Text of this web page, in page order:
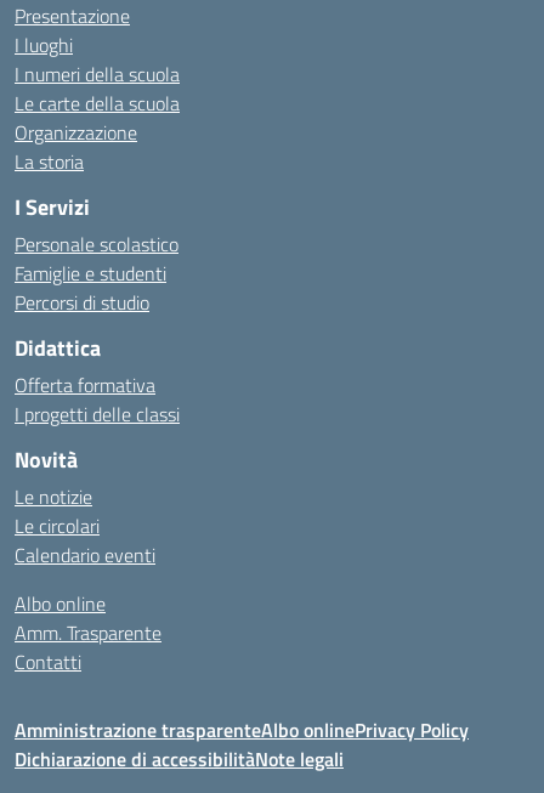
Presentazione
I luoghi
I numeri della scuola
Le carte della scuola
Organizzazione
La storia
I Servizi
Personale scolastico
Famiglie e studenti
Percorsi di studio
Didattica
Offerta formativa
I progetti delle classi
Novità
Le notizie
Le circolari
Calendario eventi
Albo online
Amm. Trasparente
Contatti
Amministrazione trasparenteAlbo onlinePrivacy Policy
Dichiarazione di accessibilitàNote legali